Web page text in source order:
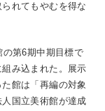
れてもやむを得な
第6期中期目標で
み込まれた。展示
館は「再編の対象
国立美術館が達成